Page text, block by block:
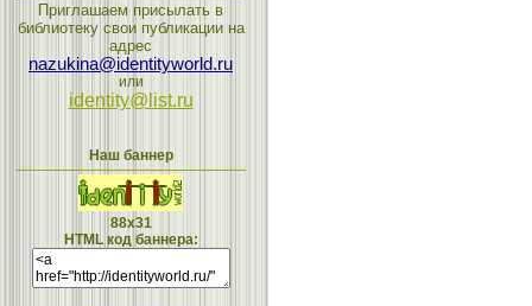
Приглашаем присылать в
библиотеку свои публикации на
адрес
nazukina@identityworld.ru
или
identity@list.ru
Наш баннер
88x31
HTML код баннера: